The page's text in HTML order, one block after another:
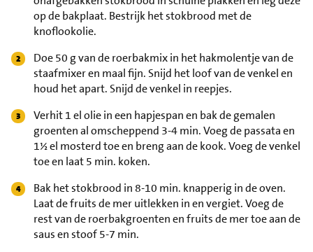
op de bakplaat. Bestrijk het stokbrood met de
knoflookolie.
Doe 50 g van de roerbakmix in het hakmolentje van de
staafmixer en maal fijn. Snijd het loof van de venkel en
houd het apart. Snijd de venkel in reepjes.
Verhit 1 el olie in een hapjespan en bak de gemalen
groenten al omscheppend 3-4 min. Voeg de passata en
1½ el mosterd toe en breng aan de kook. Voeg de venkel
toe en laat 5 min. koken.
Bak het stokbrood in 8-10 min. knapperig in de oven.
Laat de fruits de mer uitlekken in en vergiet. Voeg de
rest van de roerbakgroenten en fruits de mer toe aan de
saus en stoof 5-7 min.